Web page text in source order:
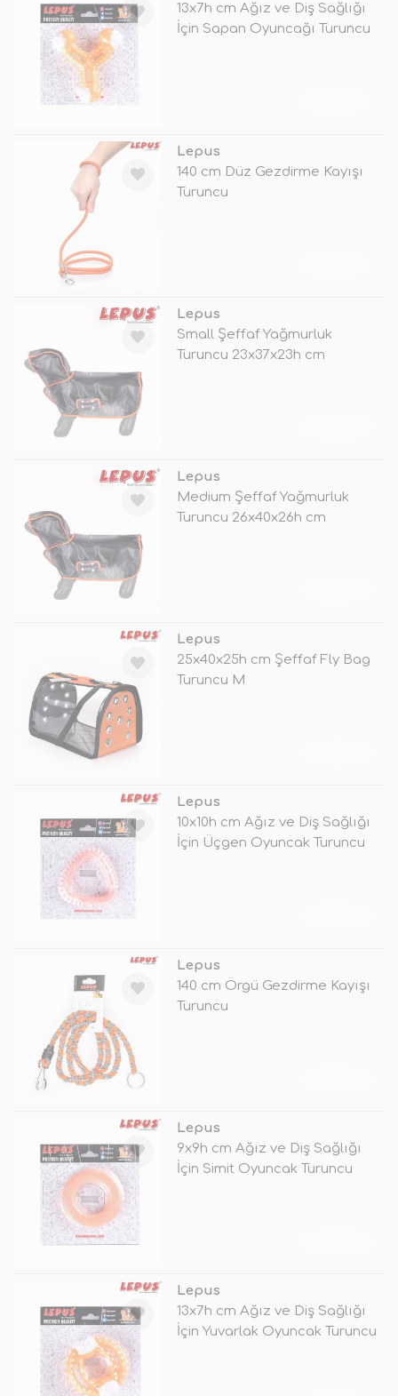
13x7h cm Ağız ve Diş Sağlığı
İçin Sapan Oyuncağı Turuncu
Lepus
140 cm Düz Gezdirme Kayışı
Turuncu
Lepus
Small Şeffaf Yağmurluk
Turuncu 23x37x23h cm
Lepus
Medium Şeffaf Yağmurluk
Turuncu 26x40x26h cm
Lepus
25x40x25h cm Şeffaf Fly Bag
Turuncu M
Lepus
10x10h cm Ağız ve Diş Sağlığı
İçin Üçgen Oyuncak Turuncu
Lepus
140 cm Örgü Gezdirme Kayışı
Turuncu
Lepus
9x9h cm Ağız ve Diş Sağlığı
İçin Simit Oyuncak Turuncu
Lepus
13x7h cm Ağız ve Diş Sağlığı
İçin Yuvarlak Oyuncak Turuncu